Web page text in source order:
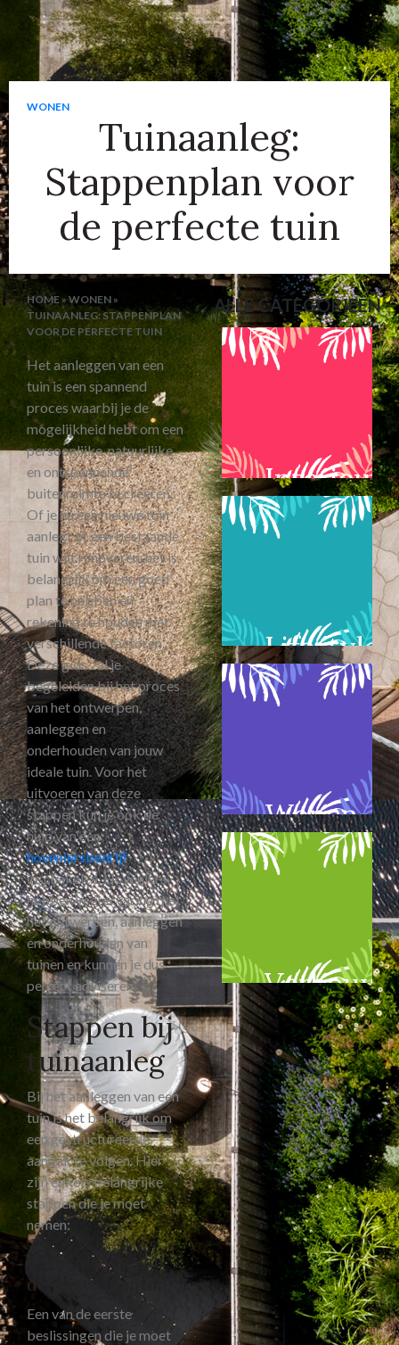
WONEN
Tuinaanleg:
Stappenplan voor
de perfecte tuin
HOME » WONEN »
TUINAANLEG: STAPPENPLAN
VOOR DE PERFECTE TUIN
Het aanleggen van een
tuin is een spannend
proces waarbij je de
mogelijkheid hebt om een
persoonlijke, natuurlijke
en ontspannende
buitenruimte te creëren.
Of je nu een nieuwe tuin
aanlegt of een bestaande
tuin wilt renoveren, het is
belangrijk om een goed
plan te hebben en
rekening te houden met
verschillende factoren.
Deze gids zal je
begeleiden bij het proces
van het ontwerpen,
aanleggen en
onderhouden van jouw
ideale tuin. Voor het
uitvoeren van deze
stappen kun je ook de
hulp van een
hoveniersbedrijf
inschakelen. Hoveniers
hebben veel ervaring met
het ontwerpen, aanleggen
en onderhouden van
tuinen en kunnen je dus
perfect adviseren.
Stappen bij
tuinaanleg
Bij het aanleggen van een
tuin is het belangrijk om
een gestructureerde
aanpak te volgen. Hier
zijn enkele belangrijke
stappen die je moet
nemen:
1. Het kiezen van
de juiste planten
Een van de eerste
beslissingen die je moet
ALLE CATEGORIEËN
Interieur
Lifestyle
Wonen